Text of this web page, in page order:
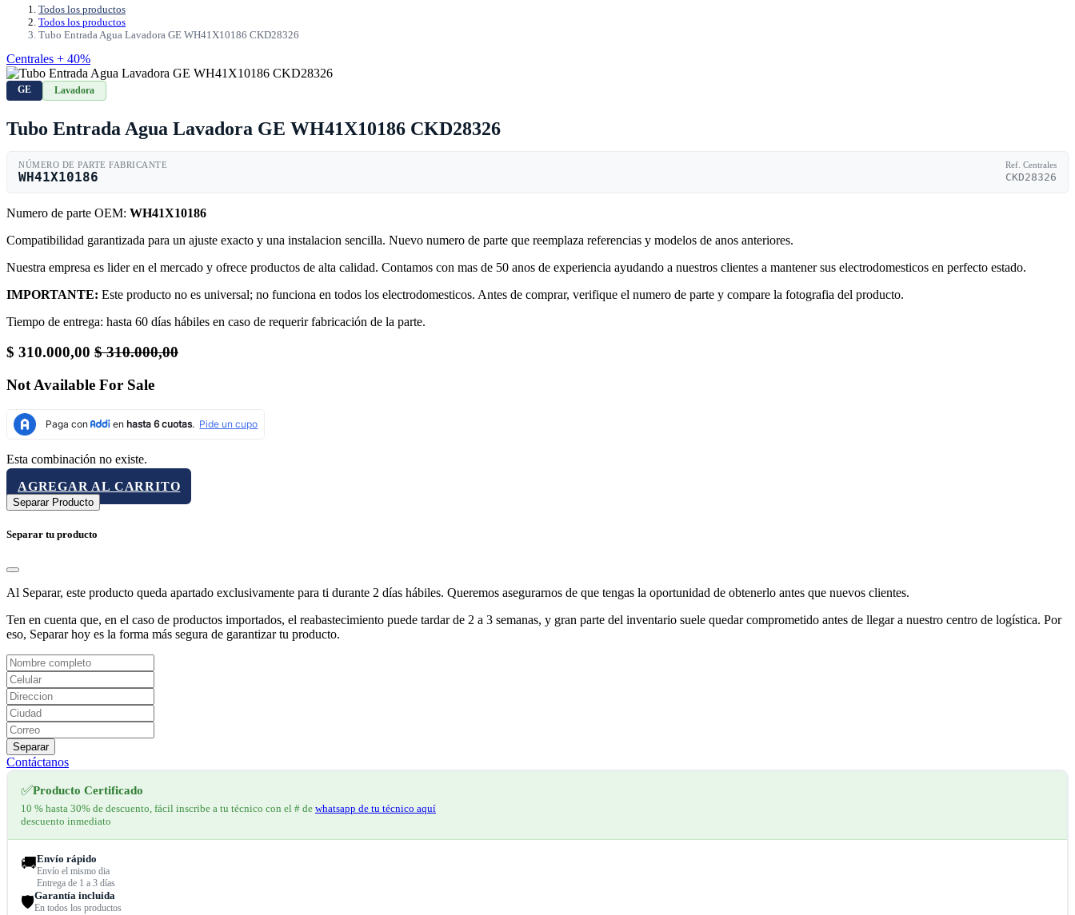
Todos los productos
Todos los productos
Tubo Entrada Agua Lavadora GE WH41X10186 CKD28326
Centrales + 40%
GE Lavadora
Tubo Entrada Agua Lavadora GE WH41X10186 CKD28326
NÚMERO DE PARTE FABRICANTE
WH41X10186
Ref. Centrales
CKD28326
Numero de parte OEM: WH41X10186
Compatibilidad garantizada para un ajuste exacto y una instalacion sencilla. Nuevo numero de parte que reemplaza referencias y modelos de anos anteriores.
Nuestra empresa es lider en el mercado y ofrece productos de alta calidad. Contamos con mas de 50 anos de experiencia ayudando a nuestros clientes a mantener sus electrodomesticos en perfecto estado.
IMPORTANTE: Este producto no es universal; no funciona en todos los electrodomesticos. Antes de comprar, verifique el numero de parte y compare la fotografia del producto.
Tiempo de entrega: hasta 60 días hábiles en caso de requerir fabricación de la parte.
$ 310.000,00 $310.000,00
Not Available For Sale
Esta combinación no existe.
AGREGAR AL CARRITO
Separar Producto
Separar tu producto
Al Separar, este producto queda apartado exclusivamente para ti durante 2 días hábiles. Queremos asegurarnos de que tengas la oportunidad de obtenerlo antes que nuevos clientes.
Ten en cuenta que, en el caso de productos importados, el reabastecimiento puede tardar de 2 a 3 semanas, y gran parte del inventario suele quedar comprometido antes de llegar a nuestro centro de logística. Por
eso, Separar hoy es la forma más segura de garantizar tu producto.
Separar
Contáctanos
✅Producto Certificado
10 % hasta 30% de descuento, fácil inscribe a tu técnico con el # de whatsapp de tu técnico aquí
descuento inmediato
🚚Envío rápido
Envío el mismo dia
Entrega de 1 a 3 días
🛡️Garantía incluida
En todos los productos